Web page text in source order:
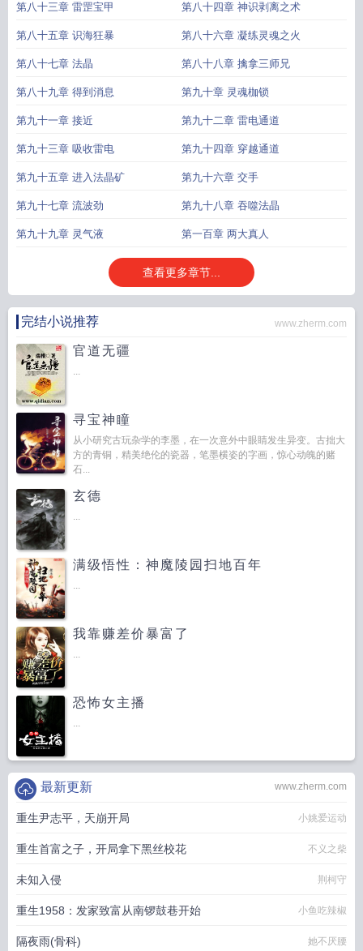
第八十三章 雷罡宝甲 第八十四章 神识剥离之术
第八十五章 识海狂暴 第八十六章 凝练灵魂之火
第八十七章 法晶 第八十八章 擒拿三师兄
第八十九章 得到消息 第九十章 灵魂枷锁
第九十一章 接近 第九十二章 雷电通道
第九十三章 吸收雷电 第九十四章 穿越通道
第九十五章 进入法晶矿 第九十六章 交手
第九十七章 流波劲 第九十八章 吞噬法晶
第九十九章 灵气液 第一百章 两大真人
查看更多章节...
完结小说推荐 www.zherm.com
官道无疆
...
寻宝神瞳
从小研究古玩杂学的李墨，在一次意外中眼睛发生异变。古拙大
方的青铜，精美绝伦的瓷器，笔墨横姿的字画，惊心动魄的赌
石...
玄德
...
满级悟性：神魔陵园扫地百年
...
我靠赚差价暴富了
...
恐怖女主播
...
www.zherm.com
最新更新
重生尹志平，天崩开局 小姚爱运动
重生首富之子，开局拿下黑丝校花 不义之柴
未知入侵 荆柯守
重生1958：发家致富从南锣鼓巷开始 小鱼吃辣椒
隔夜雨(骨科) 她不厌腰